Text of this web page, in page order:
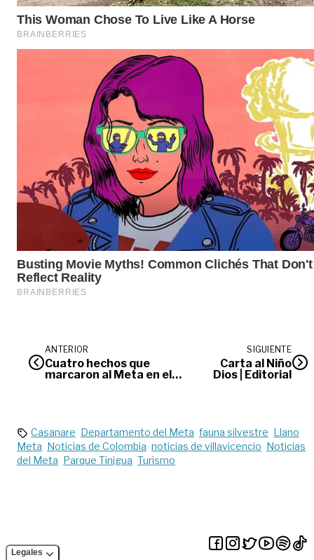
ANTERIOR
Cuatro hechos que
marcaron al Meta en el
SIGUIENTE
Carta al Niño
Dios | Editorial
Casanare Departamento del Meta fauna silvestre Llano
Meta Noticias de Colombia noticias de villavicencio Noticias
del Meta Parque Tinigua Turismo
Legales